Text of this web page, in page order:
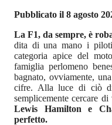
Pubblicato il 8 agosto
La F1, da sempre, è
dita di una mano i
categoria apice del
famiglia perlomeno
bagnato, ovviamente,
cifre. Alla luce di ciò
semplicemente cercare
Lewis Hamilton e
perfetto.